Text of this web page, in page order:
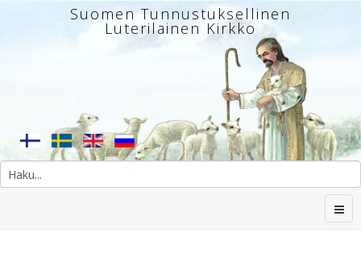
Suomen Tunnustuksellinen
Luterilainen Kirkko